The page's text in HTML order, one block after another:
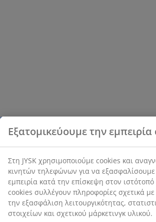
Εξατομικεύουμε την εμπειρία
Στη JYSK χρησιμοποιούμε cookies και
κινητών τηλεφώνων για να
εμπειρία κατά την επίσκεψη στον
cookies συλλέγουν πληροφορίες σχετικά με
την εξασφάλιση λειτουργικότητας,
στοιχείων και σχετικού μάρκετινγκ υλικού.